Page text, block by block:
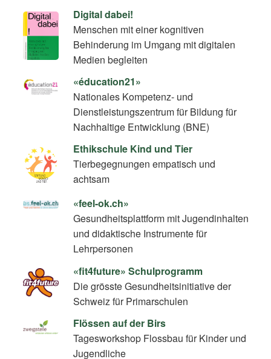
Digital dabei!
Menschen mit einer kognitiven
Behinderung im Umgang mit digitalen
Medien begleiten
«éducation21»
Nationales Kompetenz- und
Dienstleistungszentrum für Bildung für
Nachhaltige Entwicklung (BNE)
Ethikschule Kind und Tier
Tierbegegnungen empatisch und
achtsam
«feel-ok.ch»
Gesundheitsplattform mit Jugendinhalten
und didaktische Instrumente für
Lehrpersonen
«fit4future» Schulprogramm
Die grösste Gesundheitsinitiative der
Schweiz für Primarschulen
Flössen auf der Birs
Tagesworkshop Flossbau für Kinder und
Jugendliche